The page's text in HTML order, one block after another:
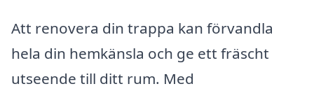
Att renovera din trappa kan förvandla
hela din hemkänsla och ge ett fräscht
utseende till ditt rum. Med